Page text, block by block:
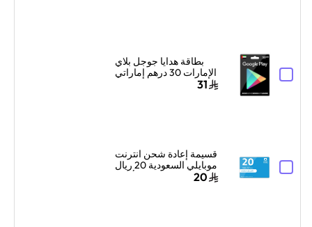
بطاقة هدايا جوجل بلاي
الإمارات 30 درهم إماراتي
31
قسيمة إعادة شحن انترنت
موبايلي السعودية 20 ريال
20